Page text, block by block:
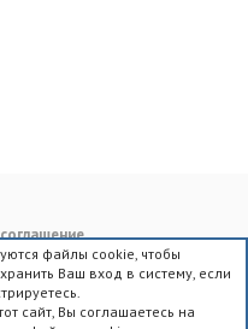
Главная
R
S
файлы cookie, чтобы
Ваш вход в систему, если
сайт, Вы соглашаетесь на